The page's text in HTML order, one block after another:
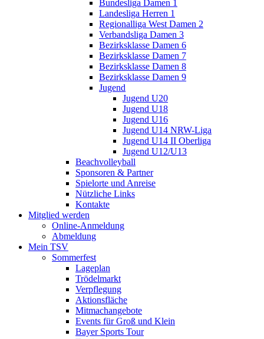
Bundesliga Damen 1
Landesliga Herren 1
Regionalliga West Damen 2
Verbandsliga Damen 3
Bezirksklasse Damen 6
Bezirksklasse Damen 7
Bezirksklasse Damen 8
Bezirksklasse Damen 9
Jugend
Jugend U20
Jugend U18
Jugend U16
Jugend U14 NRW-Liga
Jugend U14 II Oberliga
Jugend U12/U13
Beachvolleyball
Sponsoren & Partner
Spielorte und Anreise
Nützliche Links
Kontakte
Mitglied werden
Online-Anmeldung
Abmeldung
Mein TSV
Sommerfest
Lageplan
Trödelmarkt
Verpflegung
Aktionsfläche
Mitmachangebote
Events für Groß und Klein
Bayer Sports Tour